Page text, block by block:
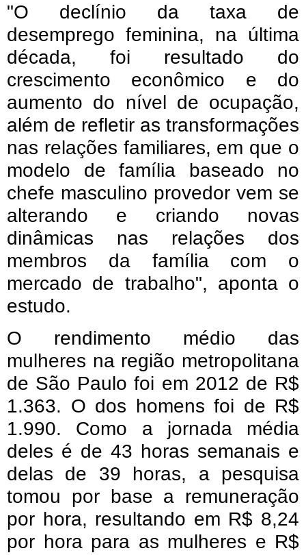
"O declínio da taxa de
desemprego feminina, na última
década, foi resultado do
crescimento econômico e do
aumento do nível de ocupação,
além de refletir as transformações
nas relações familiares, em que o
modelo de família baseado no
chefe masculino provedor vem se
alterando e criando novas
dinâmicas nas relações dos
membros da família com o
mercado de trabalho", aponta o
estudo.
O rendimento médio das
mulheres na região metropolitana
de São Paulo foi em 2012 de R$
1.363. O dos homens foi de R$
1.990. Como a jornada média
deles é de 43 horas semanais e
delas de 39 horas, a pesquisa
tomou por base a remuneração
por hora, resultando em R$ 8,24
por hora para as mulheres e R$